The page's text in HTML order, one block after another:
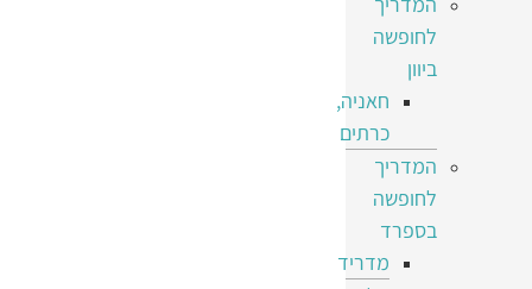
לחופשה
ביוון
חאניה,
כרתים
המדריך
לחופשה
בספרד
מדריד